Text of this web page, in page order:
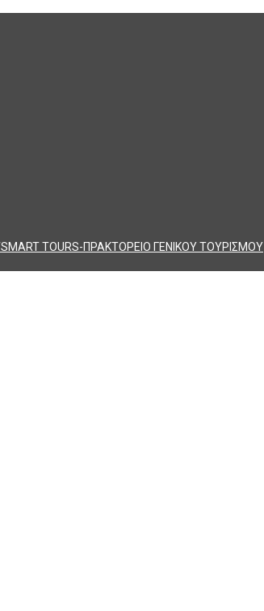
SMART TOURS-ΠΡΑΚΤΟΡΕΙΟ ΓΕΝΙΚΟΥ ΤΟΥΡΙΣΜΟΥ